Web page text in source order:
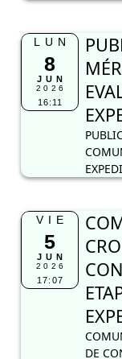
LUN
8
JUN
2026
16:11
VIE
5
JUN
2026
17:07
DE